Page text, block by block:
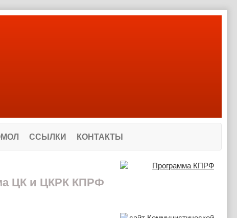
ССЫЛКИ КОНТАКТЫ
ЦК и ЦКРК КПРФ